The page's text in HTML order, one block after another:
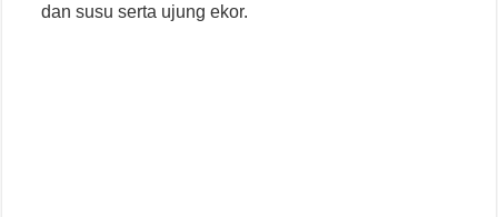
dan susu serta ujung ekor.